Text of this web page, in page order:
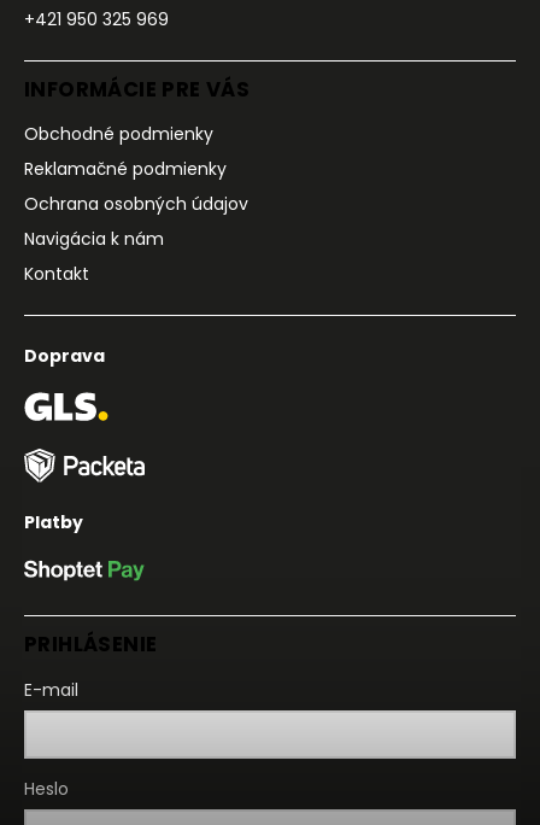
+421 950 325 969
INFORMÁCIE PRE VÁS
Obchodné podmienky
Reklamačné podmienky
Ochrana osobných údajov
Navigácia k nám
Kontakt
Doprava
Platby
PRIHLÁSENIE
E-mail
Heslo